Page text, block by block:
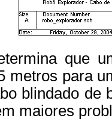
que
metros para
blindado de
maiores